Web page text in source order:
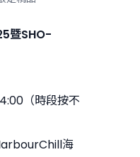
暨SHO-
（時段按不
海